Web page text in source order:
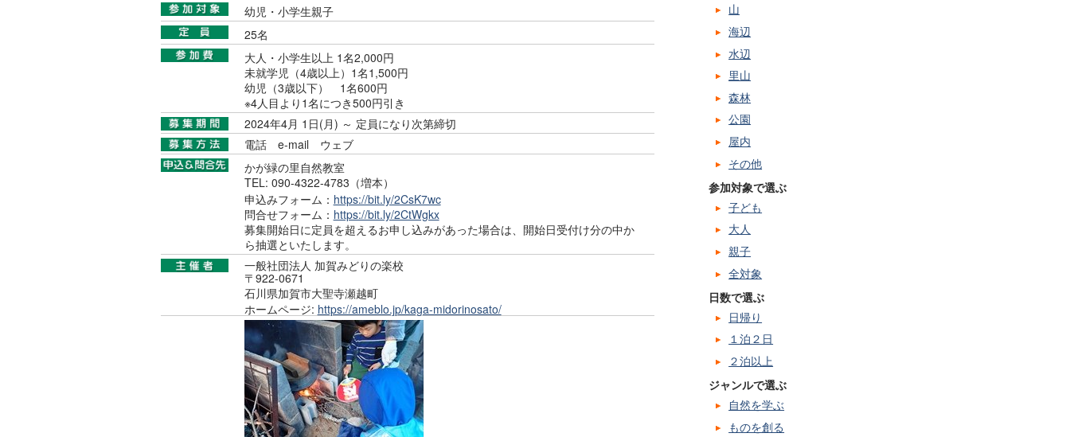
幼児・小学生親子
25名
大人・小学生以上 1名2,000円
未就学児（4歳以上）1名1,500円
幼児（3歳以下） 1名600円
※4人目より1名につき500円引き
2024年4月 1日(月) ～ 定員になり次第締切
電話
e-mail
ウェブ
かが緑の里自然教室
TEL: 090-4322-4783（増本）
申込みフォーム： https://bit.ly/2CsK7wc
問合せフォーム： https://bit.ly/2CtWgkx
募集開始日に定員を超えるお申し込みがあった場合は、開始日受付け分の中か
ら抽選といたします。
一般社団法人 加賀みどりの楽校
〒922-0671
石川県加賀市大聖寺瀬越町
ホームページ: https://ameblo.jp/kaga-midorinosato/
山
海辺
水辺
里山
森林
公園
屋内
その他
参加対象で選ぶ
子ども
大人
親子
全対象
日数で選ぶ
日帰り
１泊２日
２泊以上
ジャンルで選ぶ
自然を学ぶ
ものを創る